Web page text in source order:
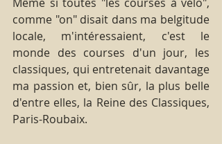
Même si toutes "les courses à vélo",
comme "on" disait dans ma belgitude
locale, m'intéressaient, c'est le
monde des courses d'un jour, les
classiques, qui entretenait davantage
ma passion et, bien sûr, la plus belle
d'entre elles, la Reine des Classiques,
Paris-Roubaix.